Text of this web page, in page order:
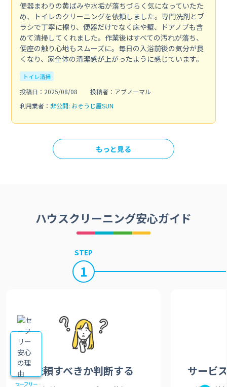
便器まわりの黄ばみや水垢が落ちづらく気になっていたた
め、トイレのクリーニングを依頼しました。専門洗剤とブ
ラシで丁寧に擦り、便器だけでなく床や壁、ドアノブも含
めて清掃してくれました。作業後はすべての汚れが落ち、
便座の触り心地もスムーズに。毎日の入浴前後の気分が良
くなり、家全体の清潔感が上がったように感じています。
トイレ清掃
投稿日：2025/08/08
投稿者：アブノーマル
利用業者： 非公開: おそうじ屋SUN
もっと見る
ハウスクリーニング安心ガイド
STEP
1
依頼すべきか判断する サービ
セーフリー